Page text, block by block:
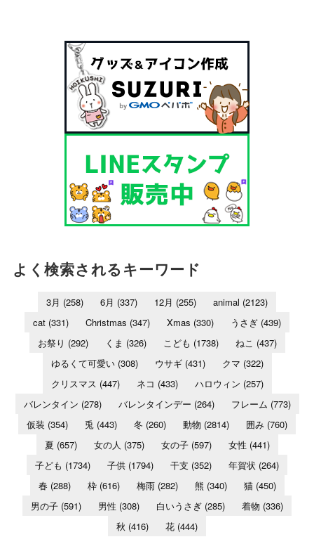
よく検索されるキーワード
3月 (258) 6月 (337) 12月 (255) animal (2123)
cat (331) Christmas (347) Xmas (330) うさぎ (439)
お祭り (292) くま (326) こども (1738) ねこ (437)
ゆるくて可愛い(308) ウサギ(431) クマ (322)
クリスマス (447) ネコ (433) ハロウィン (257)
バレンタイン (278) バレンタインデー (264) フレーム (773)
仮装 (354) 兎 (443) 冬 (260) 動物 (2814) 囲み (760)
夏 (657) 女の人 (375) 女の子(597) 女性 (441)
子ども (1734) 子供 (1794) 干支 (352) 年賀状 (264)
春(288) 枠(616) 梅雨(282) 熊 (340) 猫(450)
男の子 (591) 男性 (308) 白いうさぎ (285) 着物 (336)
秋 (416) 花 (444)